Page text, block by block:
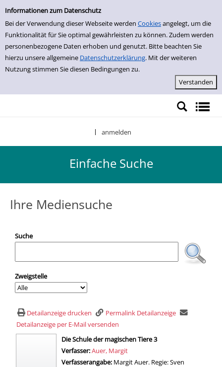
Einfache Suche
Informationen zum Datenschutz
Bei der Verwendung dieser Webseite werden Cookiesangelegt, um die
Funktionalität für Sie optimal gewährleisten zu können. Zudem werden
personenbezogene Daten erhoben und genutzt. Bitte beachten Sie
hierzu unsere allgemeine Datenschutzerklärung. Mit der weiteren
Nutzung stimmen Sie diesen Bedingungen zu.
Zur Detailanzeige springen
anmelden
Einfache Suche
Ihre Mediensuche
Suche
Zweigstelle
Detailanzeige drucken
Permalink Detailanzeige
Detailanzeige per E-Mail versenden
wird in neuem Tab geöffnet
Die Schule der magischen Tiere 3
Verfasser:Suche nach diesem Verfasser
Auer, Margit
Verfasserangabe: Margit Auer. Regie: Sven